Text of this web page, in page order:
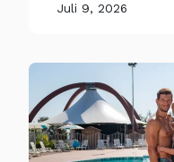
Juli 9, 2026